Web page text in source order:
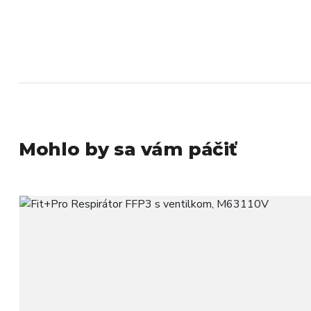
Mohlo by sa vám páčiť